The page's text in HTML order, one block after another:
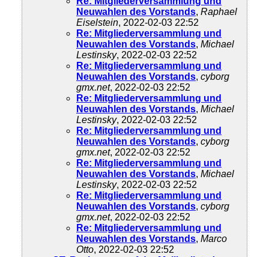
Neuwahlen des Vorstands, Raphael
Eiselstein, 2022-02-03 22:52
Re: Mitgliederversammlung und
Neuwahlen des Vorstands, Michael
Lestinsky, 2022-02-03 22:52
Re: Mitgliederversammlung und
Neuwahlen des Vorstands, cyborg
gmx.net, 2022-02-03 22:52
Re: Mitgliederversammlung und
Neuwahlen des Vorstands, Michael
Lestinsky, 2022-02-03 22:52
Re: Mitgliederversammlung und
Neuwahlen des Vorstands, cyborg
gmx.net, 2022-02-03 22:52
Re: Mitgliederversammlung und
Neuwahlen des Vorstands, Michael
Lestinsky, 2022-02-03 22:52
Re: Mitgliederversammlung und
Neuwahlen des Vorstands, cyborg
gmx.net, 2022-02-03 22:52
Re: Mitgliederversammlung und
Neuwahlen des Vorstands, Marco
Otto, 2022-02-03 22:52